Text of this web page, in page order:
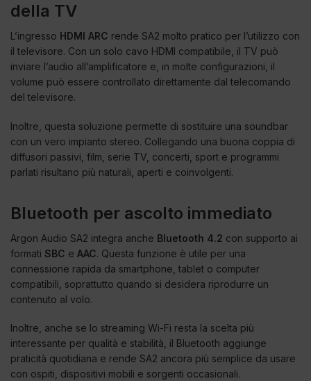
della TV
L’ingresso HDMI ARC rende SA2 molto pratico per l’utilizzo con
il televisore. Con un solo cavo HDMI compatibile, il TV può
inviare l’audio all’amplificatore e, in molte configurazioni, il
volume può essere controllato direttamente dal telecomando
del televisore.
Inoltre, questa soluzione permette di sostituire una soundbar
con un vero impianto stereo. Collegando una buona coppia di
diffusori passivi, film, serie TV, concerti, sport e programmi
parlati risultano più naturali, aperti e coinvolgenti.
Bluetooth per ascolto immediato
Argon Audio SA2 integra anche Bluetooth 4.2 con supporto ai
formati SBC e AAC. Questa funzione è utile per una
connessione rapida da smartphone, tablet o computer
compatibili, soprattutto quando si desidera riprodurre un
contenuto al volo.
Inoltre, anche se lo streaming Wi-Fi resta la scelta più
interessante per qualità e stabilità, il Bluetooth aggiunge
praticità quotidiana e rende SA2 ancora più semplice da usare
con ospiti, dispositivi mobili e sorgenti occasionali.